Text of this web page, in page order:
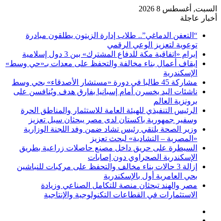
السبت, أغسطس 8 2026
أخبار عاجلة
“التعفن الدماغي”.. طلاب إدارة الزيتون يطلقون مبادرة
توعوية لتعزيز الوعي الرقمي
إبرام «اتفاقية مكة للدفاع المشترك» بين 3 دول إسلامية
إيقاف أعمال بناء مخالفة والتحفظ على معدات بـ«حي وسط»
الإسكندرية
مشاركة 45 طالبا في دورة «مستشار الأصدقاء» بحي وسط
ناشئات اليد يخسرن أمام إسبانيا بفارق هدف ويُنافسن على
برونزية العالم
الرئيس التنفيذي للهيئة العامة للاستثمار والمناطق الحرة
وسفير جمهورية باكستان لدى مصر يبحثان سبل تعزيز
وزير الصحة يلتقي رئيس تشاد ضمن وفد اللجنة الوزارية
«المصرية – التشادية» لبحث تعزيز
السيطرة على حريق داخل مصنع حاصلات زراعية بطريق
الإسكندرية الصحراوي دون إصابات
إزالة 3 حالات بناء مخالف والتحفظ على مركبات للنباشين
بحي العامرية أول بالإسكندرية
مصر والهند تبحثان منصة للتكامل الصناعي وزيادة
الاستثمارات في القطاعات التكنولوجية والإنتاجية